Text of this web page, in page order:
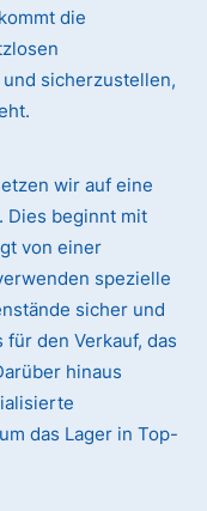
die
sicherzustellen,
wir auf eine
Dies beginnt mit
von einer
spezielle
sicher und
den Verkauf, das
hinaus
das Lager in Top-